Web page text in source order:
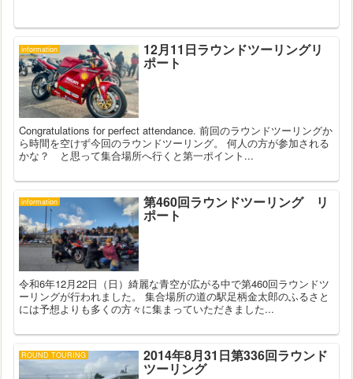
information 12月11日ラウンドツーリングリ
ポート
Congratulations for perfect attendance. 前回のラウンドツーリングか
ら時間を空けず今回のラウンドツーリング。 何人の方が参加される
かな？ と思って集合場所へ行くと第一ポイント...
information 第460回ラウンドツーリング リ
ポート
令和6年12月22日（日）綺麗な青空が広がる中で第460回ラウンドツ
ーリングが行われました。 集合場所の道の駅足柄金太郎のふるさと
には予想よりも多くの方々に集まっていただきました...
ROUND TOURING 2014年8月31日第336回ラウンド
ツーリング